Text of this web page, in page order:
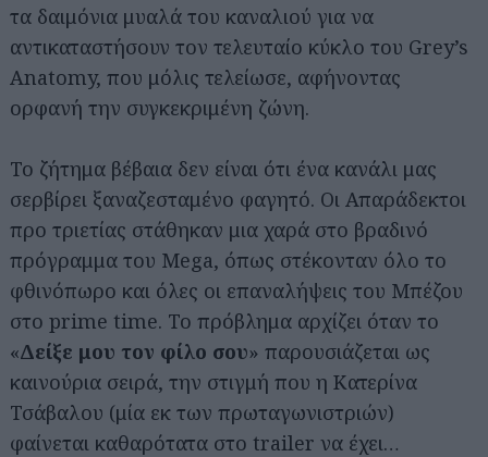
τα δαιμόνια μυαλά του καναλιού για να
αντικαταστήσουν τον τελευταίο κύκλο του Grey’s
Anatomy, που μόλις τελείωσε, αφήνοντας
ορφανή την συγκεκριμένη ζώνη.
Το ζήτημα βέβαια δεν είναι ότι ένα κανάλι μας
σερβίρει ξαναζεσταμένο φαγητό. Οι Απαράδεκτοι
προ τριετίας στάθηκαν μια χαρά στο βραδινό
πρόγραμμα του Mega, όπως στέκονταν όλο το
φθινόπωρο και όλες οι επαναλήψεις του Μπέζου
στο prime time. Το πρόβλημα αρχίζει όταν το
«Δείξε μου τον φίλο σου» παρουσιάζεται ως
καινούρια σειρά, την στιγμή που η Κατερίνα
Τσάβαλου (μία εκ των πρωταγωνιστριών)
φαίνεται καθαρότατα στο trailer να έχει…